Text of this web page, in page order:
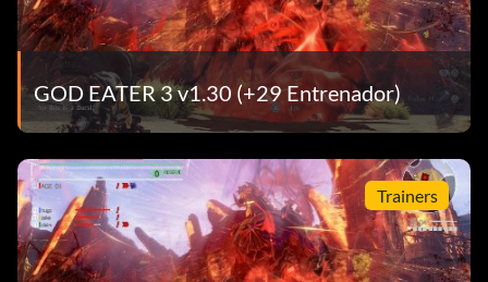
GOD EATER 3 v1.30 (+29 Entrenador)
Trainers